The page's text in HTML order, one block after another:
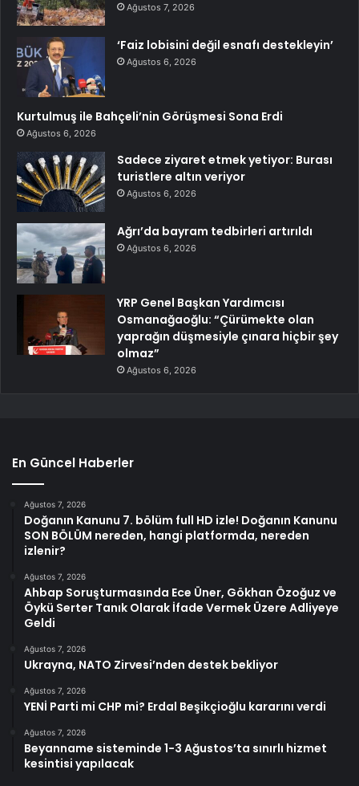
Ağustos 7, 2026
‘Faiz lobisini değil esnafı destekleyin’
Ağustos 6, 2026
Kurtulmuş ile Bahçeli’nin Görüşmesi Sona Erdi
Ağustos 6, 2026
Sadece ziyaret etmek yetiyor: Burası
turistlere altın veriyor
Ağustos 6, 2026
Ağrı’da bayram tedbirleri artırıldı
Ağustos 6, 2026
YRP Genel Başkan Yardımcısı
Osmanağaoğlu: “Çürümekte olan
yaprağın düşmesiyle çınara hiçbir şey
olmaz”
Ağustos 6, 2026
En Güncel Haberler
Ağustos 7, 2026
Doğanın Kanunu 7. bölüm full HD izle! Doğanın Kanunu
SON BÖLÜM nereden, hangi platformda, nereden
izlenir?
Ağustos 7, 2026
Ahbap Soruşturmasında Ece Üner, Gökhan Özoğuz ve
Öykü Serter Tanık Olarak İfade Vermek Üzere Adliyeye
Geldi
Ağustos 7, 2026
Ukrayna, NATO Zirvesi’nden destek bekliyor
Ağustos 7, 2026
YENİ Parti mi CHP mi? Erdal Beşikçioğlu kararını verdi
Ağustos 7, 2026
Beyanname sisteminde 1-3 Ağustos’ta sınırlı hizmet
kesintisi yapılacak